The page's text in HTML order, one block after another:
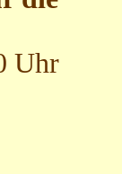
Uhr